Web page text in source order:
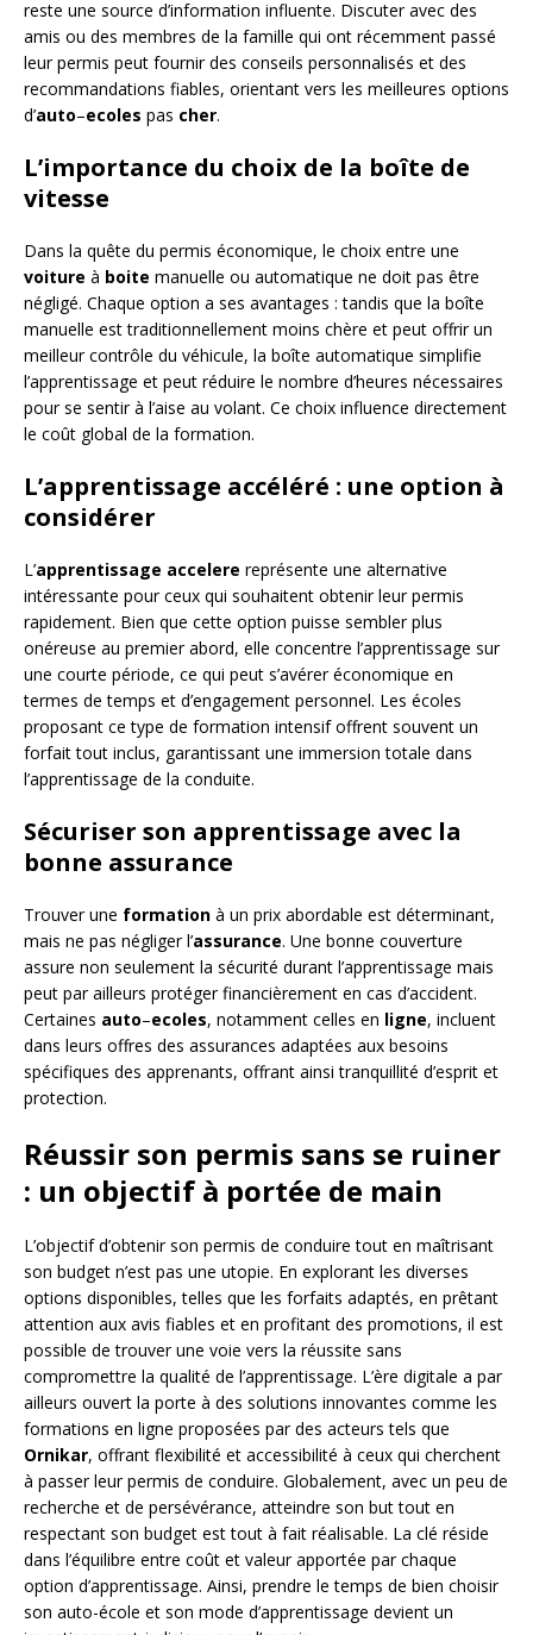
reste une source d’information influente. Discuter avec des
amis ou des membres de la famille qui ont récemment passé
leur permis peut fournir des conseils personnalisés et des
recommandations fiables, orientant vers les meilleures options
d’auto–ecoles pas cher.
L’importance du choix de la boîte de
vitesse
Dans la quête du permis économique, le choix entre une
voiture à boite manuelle ou automatique ne doit pas être
négligé. Chaque option a ses avantages : tandis que la boîte
manuelle est traditionnellement moins chère et peut offrir un
meilleur contrôle du véhicule, la boîte automatique simplifie
l’apprentissage et peut réduire le nombre d’heures nécessaires
pour se sentir à l’aise au volant. Ce choix influence directement
le coût global de la formation.
L’apprentissage accéléré : une option à
considérer
L’apprentissage accelere représente une alternative
intéressante pour ceux qui souhaitent obtenir leur permis
rapidement. Bien que cette option puisse sembler plus
onéreuse au premier abord, elle concentre l’apprentissage sur
une courte période, ce qui peut s’avérer économique en
termes de temps et d’engagement personnel. Les écoles
proposant ce type de formation intensif offrent souvent un
forfait tout inclus, garantissant une immersion totale dans
l’apprentissage de la conduite.
Sécuriser son apprentissage avec la
bonne assurance
Trouver une formation à un prix abordable est déterminant,
mais ne pas négliger l’assurance. Une bonne couverture
assure non seulement la sécurité durant l’apprentissage mais
peut par ailleurs protéger financièrement en cas d’accident.
Certaines auto–ecoles, notamment celles en ligne, incluent
dans leurs offres des assurances adaptées aux besoins
spécifiques des apprenants, offrant ainsi tranquillité d’esprit et
protection.
Réussir son permis sans se ruiner
: un objectif à portée de main
L’objectif d’obtenir son permis de conduire tout en maîtrisant
son budget n’est pas une utopie. En explorant les diverses
options disponibles, telles que les forfaits adaptés, en prêtant
attention aux avis fiables et en profitant des promotions, il est
possible de trouver une voie vers la réussite sans
compromettre la qualité de l’apprentissage. L’ère digitale a par
ailleurs ouvert la porte à des solutions innovantes comme les
formations en ligne proposées par des acteurs tels que
Ornikar, offrant flexibilité et accessibilité à ceux qui cherchent
à passer leur permis de conduire. Globalement, avec un peu de
recherche et de persévérance, atteindre son but tout en
respectant son budget est tout à fait réalisable. La clé réside
dans l’équilibre entre coût et valeur apportée par chaque
option d’apprentissage. Ainsi, prendre le temps de bien choisir
son auto-école et son mode d’apprentissage devient un